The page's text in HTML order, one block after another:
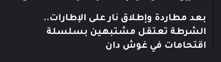
بعد مطاردة وإطلاق نار على الإطارات..
الشرطة تعتقل مشتبهين بسلسلة
اقتحامات في غوش دان